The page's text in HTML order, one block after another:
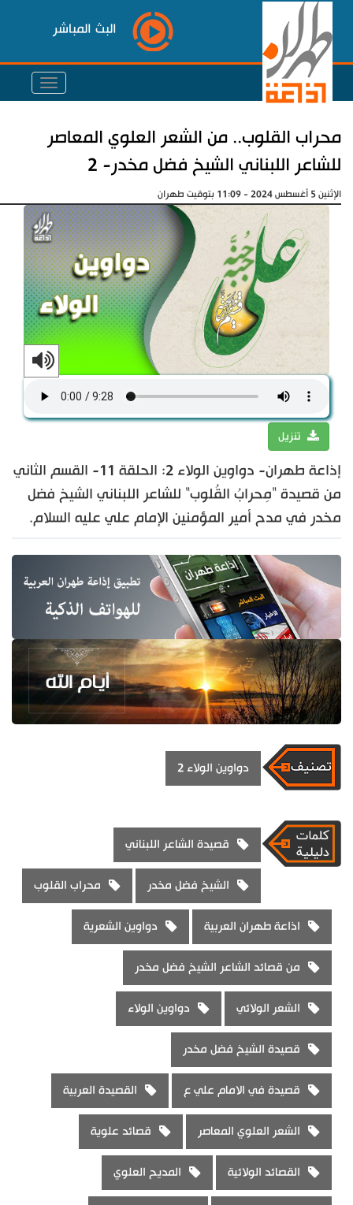
البث المباشر
محراب القلوب.. من الشعر العلوي المعاصر
للشاعر اللبناني الشيخ فضل مخدر- 2
الإثنين 5 أغسطس 2024 - 11:09 بتوقيت طهران
تنزيل
إذاعة طهران- دواوين الولاء 2: الحلقة 11- القسم الثاني
من قصيدة "مِحرابُ القُلوب" للشاعر اللبناني الشيخ فضل
مخدر في مدح أمير المؤمنين الإمام علي عليه السلام.
دواوين الولاء 2
قصيدة الشاعر اللبناني
الشيخ فضل مخدر محراب القلوب
اذاعة طهران العربية دواوين الشعرية
من قصائد الشاعر الشيخ فضل مخدر
الشعر الولائي دواوين الولاء
قصيدة الشيخ فضل مخدر
قصيدة في الامام علي ع القصيدة العربية
الشعر العلوي المعاصر قصائد علوية
القصائد الولائية المديح العلوي